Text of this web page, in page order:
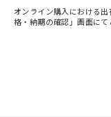
オンライン購入における
格・納期の確認」画面にて